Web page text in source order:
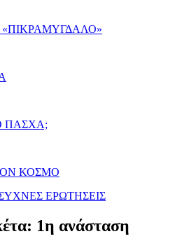
«ΠΙΚΡΑΜΥΓΔΑΛΟ»
ΠΑΣΧΑ;
ΚΟΣΜΟ
ΕΡΩΤΗΣΕΙΣ
1η ανάσταση